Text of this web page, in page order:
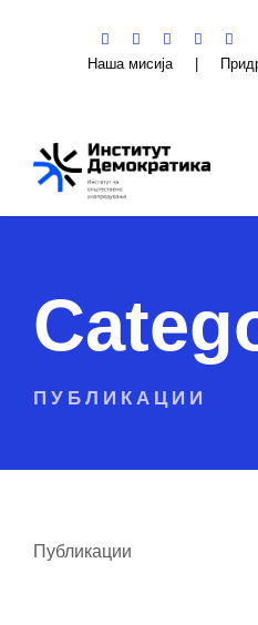
Наша мисија
ПУБЛИКАЦИИ
Публикации